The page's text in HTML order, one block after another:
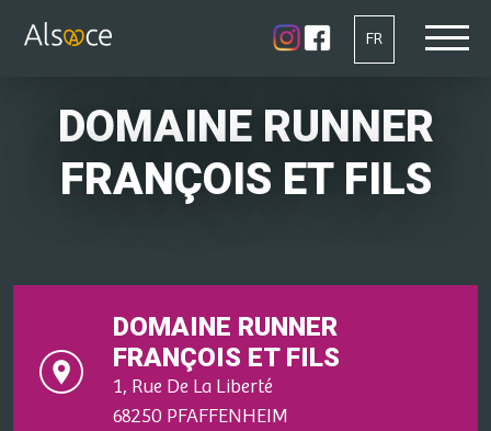
FR
DOMAINE RUNNER
FRANÇOIS ET FILS
DOMAINE RUNNER
FRANÇOIS ET FILS
1, Rue De La Liberté
68250 PFAFFENHEIM